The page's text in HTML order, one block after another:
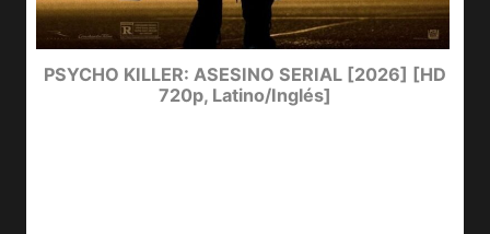
PSYCHO KILLER: ASESINO SERIAL [2026] [HD
720p, Latino/Inglés]